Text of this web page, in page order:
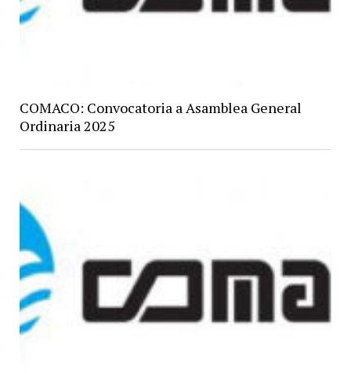
COMACO: Convocatoria a Asamblea General
Ordinaria 2025